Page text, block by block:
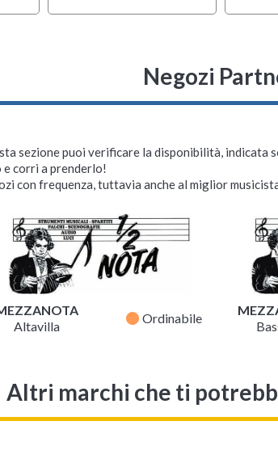
Negozi
sezione puoi verificare la disponibilità, indicata
e corri a prenderlo!
con frequenza, tuttavia anche al miglior
Altavilla
fiber_manual_record Ordinabile
Altri marchi che ti